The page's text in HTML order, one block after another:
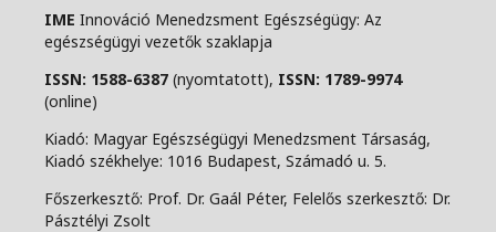
IME Innováció Menedzsment Egészségügy: Az
egészségügyi vezetők szaklapja
ISSN: 1588-6387 (nyomtatott), ISSN: 1789-9974
(online)
Kiadó: Magyar Egészségügyi Menedzsment Társaság,
Kiadó székhelye: 1016 Budapest, Számadó u. 5.
Főszerkesztő: Prof. Dr. Gaál Péter, Felelős szerkesztő: Dr.
Pásztélyi Zsolt